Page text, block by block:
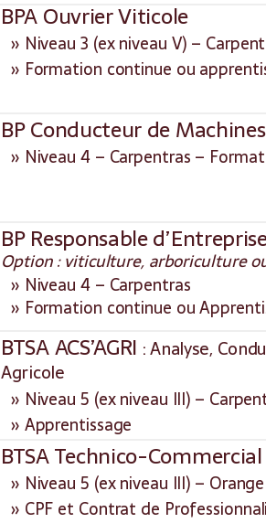
BPA Ouvrier Viticole
» Niveau 3 (ex niveau V) –
» Formation continue ou
BP Conducteur de
» Niveau 4 – Carpentras –
BP Responsable
Option : viticulture, arboriculture
» Niveau 4 – Carpentras
» Formation continue ou
BTSA ACS’AGRI : Analyse,
Agricole
» Niveau 5 (ex niveau III) –
» Apprentissage
BTSA Technico-
» Niveau 5 (ex niveau III) – Orange
» CPF et Contrat de